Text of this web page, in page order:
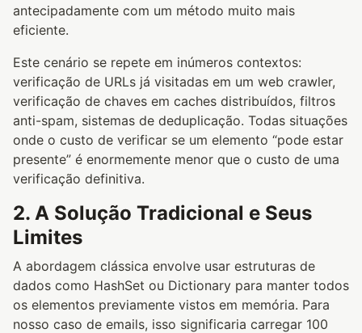
antecipadamente com um método muito mais
eficiente.
Este cenário se repete em inúmeros contextos:
verificação de URLs já visitadas em um web crawler,
verificação de chaves em caches distribuídos, filtros
anti-spam, sistemas de deduplicação. Todas situações
onde o custo de verificar se um elemento “pode estar
presente” é enormemente menor que o custo de uma
verificação definitiva.
2. A Solução Tradicional e Seus
Limites
A abordagem clássica envolve usar estruturas de
dados como HashSet ou Dictionary para manter todos
os elementos previamente vistos em memória. Para
nosso caso de emails, isso significaria carregar 100